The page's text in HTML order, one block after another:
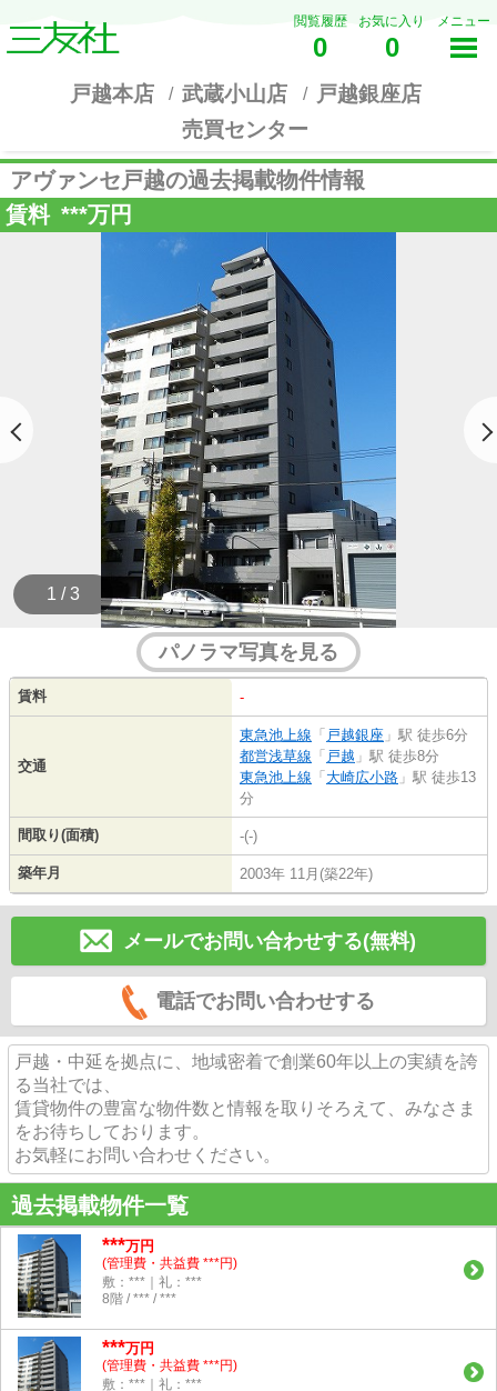
閲覧履歴
0
お気に入り
0
メニュー
戸越本店 武蔵小山店
戸越銀座店
売買センター
アヴァンセ戸越の過去掲載物件情報
賃料 ***万円
1 / 3
パノラマ写真を見る
賃料 -
交通
東急池上線 「 戸越銀座 」駅 徒歩6分
都営浅草線 「 戸越 」駅 徒歩8分
東急池上線 「 大崎広小路 」駅 徒歩13
分
間取り(面積) -(-)
築年月 2003年 11月(築22年)
メールでお問い合わせする(無料)
電話でお問い合わせする
戸越・中延を拠点に、地域密着で創業60年以上の実績を誇
る当社では、
賃貸物件の豊富な物件数と情報を取りそろえて、みなさま
をお待ちしております。
お気軽にお問い合わせください。
過去掲載物件一覧
***万円
(管理費・共益費 ***円)
敷：***｜礼：***
8階 / *** / ***
***万円
(管理費・共益費 ***円)
敷：***｜礼：***